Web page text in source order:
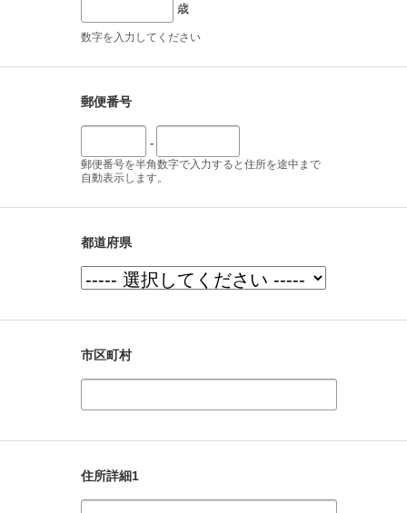
歳
数字を入力してください
郵便番号
-
郵便番号を半角数字で入力すると住所を途中まで
自動表示します。
都道府県
市区町村
住所詳細1